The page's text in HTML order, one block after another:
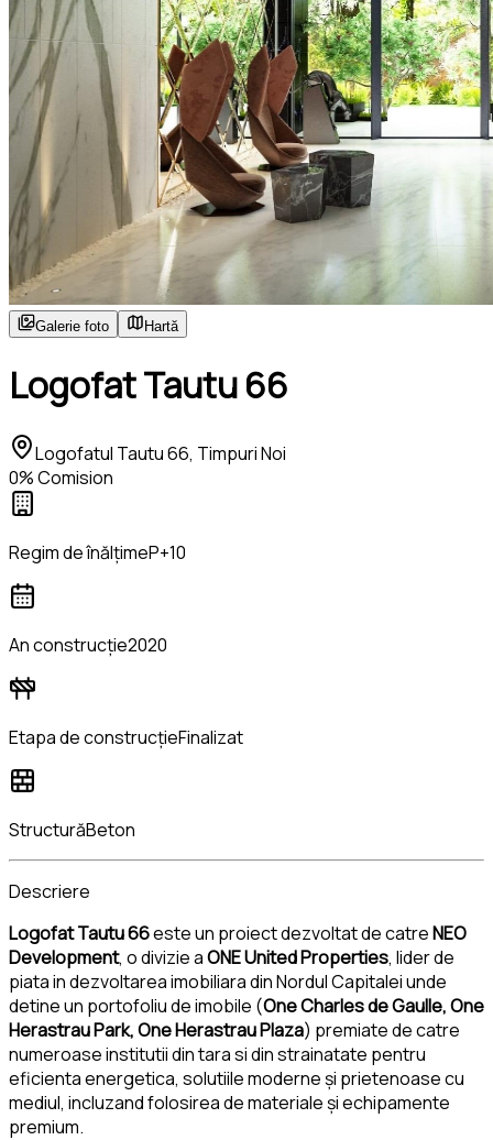
Galerie foto Hartă
Logofat Tautu 66
Logofatul Tautu 66, Timpuri Noi
0% Comision
Regim de înălțimeP+10
An construcție2020
Etapa de construcțieFinalizat
StructurăBeton
Descriere
Logofat Tautu 66este un proiect dezvoltat de catreNEO
Development, o divizie aONE United Properties, lider de
piata in dezvoltarea imobiliara din Nordul Capitalei unde
detine un portofoliu de imobile (One Charles de Gaulle, One
Herastrau Park, One Herastrau Plaza) premiate de catre
numeroase institutii din tara si din strainatate pentru
eficienta energetica, solutiile moderne și prietenoase cu
mediul, incluzand folosirea de materiale și echipamente
premium.